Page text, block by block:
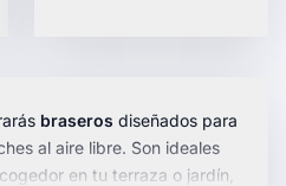
braseros diseñados para
al aire libre. Son ideales
en tu terraza o jardín,